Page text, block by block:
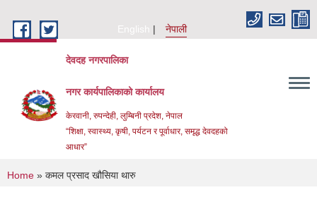
English
नेपाली
देवदह नगरपालिका
नगर कार्यपालिकाको कार्यालय
केरवानी, रुपन्देही, लुम्बिनी प्रदेश, नेपाल
“शिक्षा, स्वास्थ्य, कृषी, पर्यटन र पूर्वाधार, समृद्ध देवदहको
आधार”
You are here
Home » कमल प्रसाद खौसिया थारु